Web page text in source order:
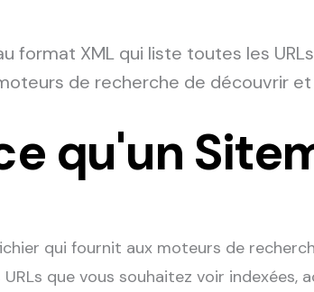
format XML qui liste toutes les
de recherche de découvrir
qu'un
qui fournit aux moteurs de
que vous souhaitez voir indexées,